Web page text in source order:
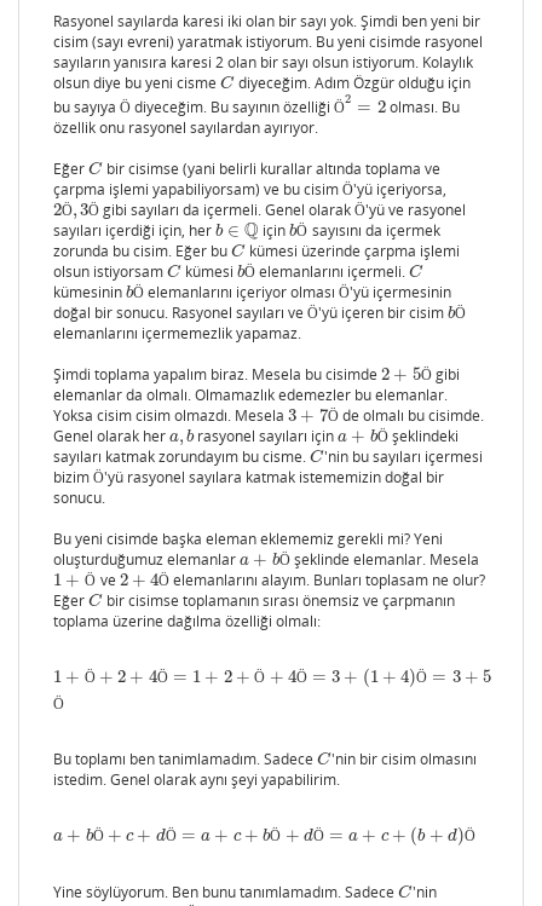
Rasyonel sayılarda karesi iki olan bir sayı yok. Şimdi ben yeni bir
cisim (sayı evreni) yaratmak istiyorum. Bu yeni cisimde rasyonel
sayıların yanısıra karesi 2 olan bir sayı olsun istiyorum. Kolaylık
olsun diye bu yeni cisme C
C diyeceğim. Adım Özgür olduğu için
bu sayıya Ö
Ödiyeceğim. Bu sayının özelliği Ö2 = 2
Ö2 =2
olması. Bu
özellik onu rasyonel sayılardan ayırıyor.
Eğer C
C bir cisimse (yani belirli kurallar altında toplama ve
çarpma işlemi yapabiliyorsam) ve bu cisim Ö
Ö'yü içeriyorsa,
2Ö, 3Ö
2Ö,3Ögibi sayıları da içermeli. Genel olarak Ö
Ö'yü ve rasyonel
sayıları içerdiği için, her b ∈ Q
b ∈Q içinbÖ
bÖ sayısını da içermek
zorunda bu cisim. Eğer bu C
C kümesi üzerinde çarpma işlemi
olsun istiyorsam C
C kümesibÖ
bÖelemanlarını içermeli.C
C
kümesinin bÖ
bÖelemanlarını içeriyor olmasıÖ
Ö'yü içermesinin
doğal bir sonucu. Rasyonel sayıları ve Ö
Ö'yü içeren bir cisim bÖ
bÖ
elemanlarını içermemezlik yapamaz.
Şimdi toplama yapalım biraz. Mesela bu cisimde 2 + 5Ö
2 +5 Ö
gibi
elemanlar da olmalı. Olmamazlık edemezler bu elemanlar.
Yoksa cisim cisim olmazdı. Mesela 3 + 7Ö
3 +7 Ö
de olmalı bu cisimde.
Genel olarak her a, b
a,brasyonel sayıları içina + bÖ
a+bÖ
şeklindeki
sayıları katmak zorundayım bu cisme. C
C 'nin bu sayıları içermesi
bizim Ö
Ö'yü rasyonel sayılara katmak istememizin doğal bir
sonucu.
Bu yeni cisimde başka eleman eklememiz gerekli mi? Yeni
oluşturduğumuz elemanlar a + bÖ
a+bÖ
şeklinde elemanlar. Mesela
1 + Ö
1 +Ö ve 2 + 4Ö
2+4Ö
elemanlarını alayım. Bunları toplasam ne olur?
Eğer C
C bir cisimse toplamanın sırası önemsiz ve çarpmanın
toplama üzerine dağılma özelliği olmalı:
1 + Ö + 2 + 4Ö = 1 + 2 + Ö + 4Ö = 3 + (1 + 4)Ö = 3 + 5
Ö
1 +Ö+ 2+ 4Ö=1+ 2+ Ö+ 4Ö=3+(1 +4)Ö =3+5Ö
Bu toplamı ben tanimlamadım. Sadece C
C 'nin bir cisim olmasını
istedim. Genel olarak aynı şeyi yapabilirim.
a + bÖ + c + dÖ = a + c + bÖ + dÖ = a + c + (b + d)Ö
a+ bÖ+ c+ dÖ=a+c+ bÖ+ dÖ=a+c+ (b +d )Ö
Yine söylüyorum. Ben bunu tanımlamadım. Sadece C
C 'nin